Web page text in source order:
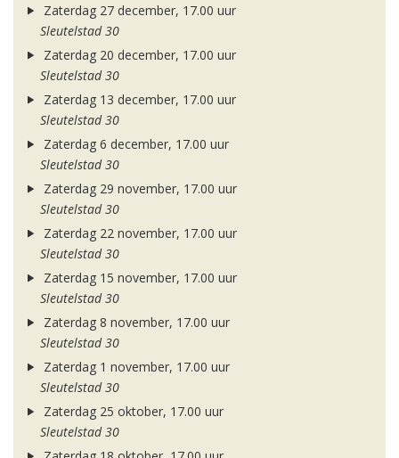
Zaterdag 27 december, 17.00 uur
Sleutelstad 30
Zaterdag 20 december, 17.00 uur
Sleutelstad 30
Zaterdag 13 december, 17.00 uur
Sleutelstad 30
Zaterdag 6 december, 17.00 uur
Sleutelstad 30
Zaterdag 29 november, 17.00 uur
Sleutelstad 30
Zaterdag 22 november, 17.00 uur
Sleutelstad 30
Zaterdag 15 november, 17.00 uur
Sleutelstad 30
Zaterdag 8 november, 17.00 uur
Sleutelstad 30
Zaterdag 1 november, 17.00 uur
Sleutelstad 30
Zaterdag 25 oktober, 17.00 uur
Sleutelstad 30